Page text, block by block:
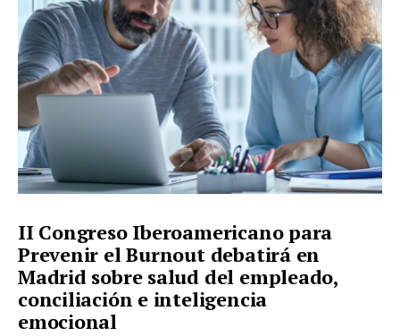
II Congreso Iberoamericano para
Prevenir el Burnout debatirá en
Madrid sobre salud del empleado,
conciliación e inteligencia
emocional